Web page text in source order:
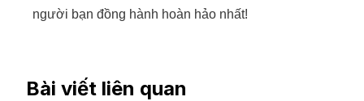
người bạn đồng hành hoàn hảo nhất!
Bài viết liên quan